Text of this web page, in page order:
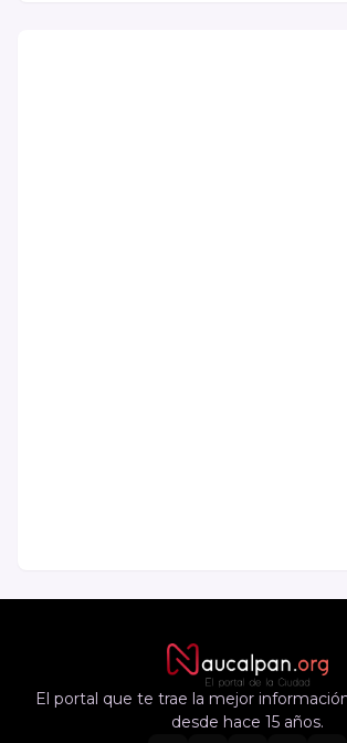
El portal que te trae la mejor
desde hace 15 años.